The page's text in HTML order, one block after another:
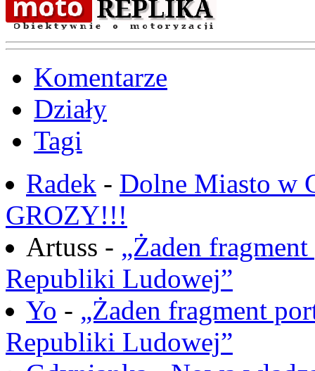
Komentarze
Działy
Tagi
Radek - Dolne Miasto w
GROZY!!!
Artuss - „Żaden
Republiki Ludowej”
Yo - „Żaden fragment
Republiki Ludowej”